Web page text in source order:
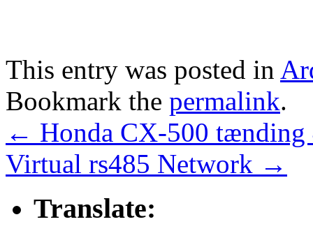
This entry was posted in
Bookmark the permalink.
← Honda CX-500 tænding
Virtual rs485 Network →
Translate: